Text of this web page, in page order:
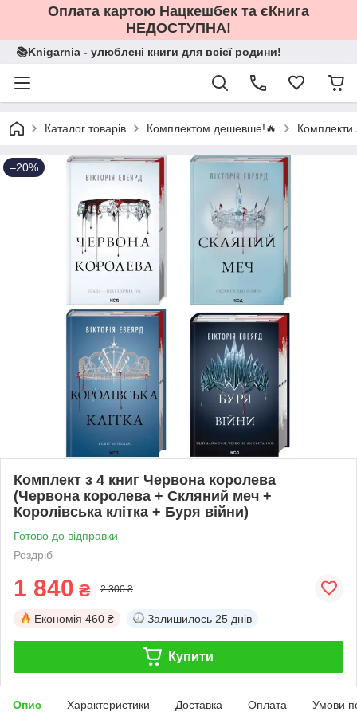
Оплата картою Нацкешбек та єКнига
НЕДОСТУПНА!
📚Knigarnia - улюблені книги для всієї родини!
Каталог товарів Комплектом дешевше!🔥 Комплекти
–20%
Комплект з 4 книг Червона королева
(Червона королева + Скляний меч +
Королівська клітка + Буря війни)
Готово до відправки
Роздріб
1 840 ₴ 2 300 ₴
Економія 460 ₴ Залишилось 25 днів
Купити
Опис Характеристики Доставка Оплата Умови